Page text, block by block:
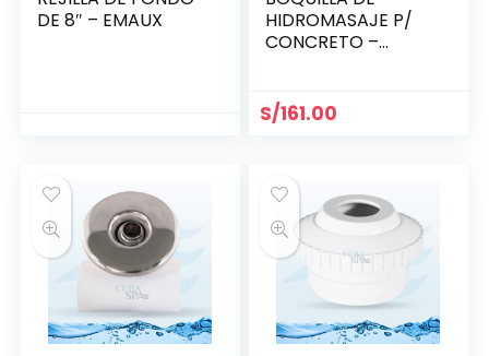
DE 8″ – EMAUX
HIDROMASAJE P/
CONCRETO –
S/161.00